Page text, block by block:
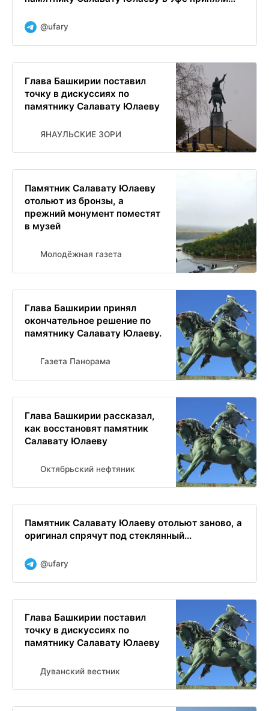
@ufary
Глава Башкирии поставил
точку в дискуссиях по
памятнику Салавату Юлаеву
ЯНАУЛЬСКИЕ ЗОРИ
Памятник Салавату Юлаеву
отольют из бронзы, а
прежний монумент поместят
в музей
Молодёжная газета
Глава Башкирии принял
окончательное решение по
памятнику Салавату Юлаеву.
Газета Панорама
Глава Башкирии рассказал,
как восстановят памятник
Салавату Юлаеву
Октябрьский нефтяник
Памятник Салавату Юлаеву отольют заново, а
оригинал спрячут под стеклянный...
@ufary
Глава Башкирии поставил
точку в дискуссиях по
памятнику Салавату Юлаеву
Дуванский вестник